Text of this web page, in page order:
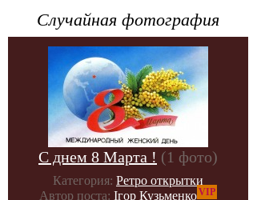
Случайная фотография
С днем 8 Марта ! (1 фото)
Категория: Ретро открытки
Автор поста: Ігор КузьменкоVIP